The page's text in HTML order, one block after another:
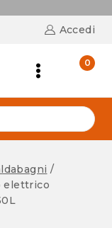
Accedi
0
/
elettrico